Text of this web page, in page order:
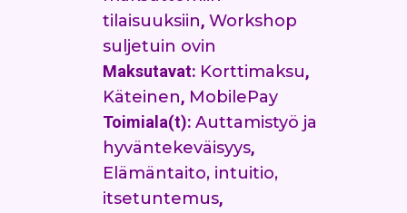
tilaisuuksiin, Workshop
suljetuin ovin
Maksutavat: Korttimaksu,
Käteinen, MobilePay
Toimiala(t): Auttamistyö ja
hyväntekeväisyys,
Elämäntaito, intuitio,
itsetuntemus,